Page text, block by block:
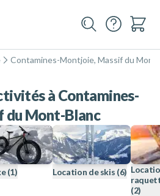
Contamines-Montjoie, Massif du
à Contamines-
du Mont-Blanc
(1) Location de skis (6)
(2)